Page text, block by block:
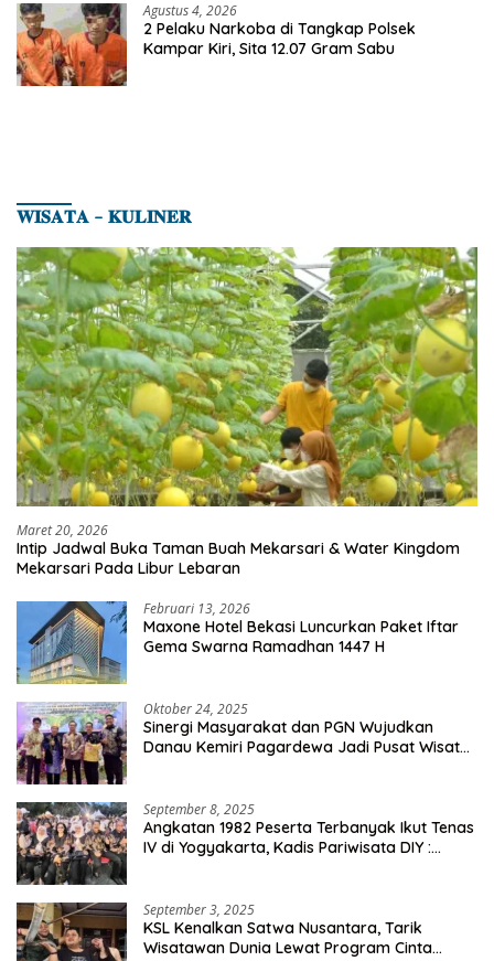
Agustus 4, 2026
2 Pelaku Narkoba di Tangkap Polsek
Kampar Kiri, Sita 12.07 Gram Sabu
𝐖𝐈𝐒𝐀𝐓𝐀 – 𝐊𝐔𝐋𝐈𝐍𝐄𝐑
Maret 20, 2026
Intip Jadwal Buka Taman Buah Mekarsari & Water Kingdom
Mekarsari Pada Libur Lebaran
Februari 13, 2026
Maxone Hotel Bekasi Luncurkan Paket Iftar
Gema Swarna Ramadhan 1447 H
Oktober 24, 2025
Sinergi Masyarakat dan PGN Wujudkan
Danau Kemiri Pagardewa Jadi Pusat Wisata
September 8, 2025
Angkatan 1982 Peserta Terbanyak Ikut Tenas
IV di Yogyakarta, Kadis Pariwisata DIY :
September 3, 2025
KSL Kenalkan Satwa Nusantara, Tarik
Wisatawan Dunia Lewat Program Cinta